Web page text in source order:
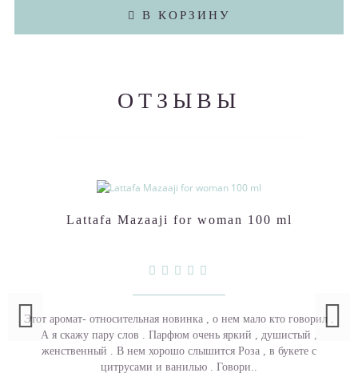
В КОРЗИНУ
ОТЗЫВЫ
Lattafa Mazaaji for woman 100 ml
Этот аромат- относительная новинка , о нем мало кто говорил .
А я скажу пару слов . Парфюм очень яркий , душистый ,
женственный . В нем хорошо слышится Роза , в букете с
цитрусами и ванилью . Говори..